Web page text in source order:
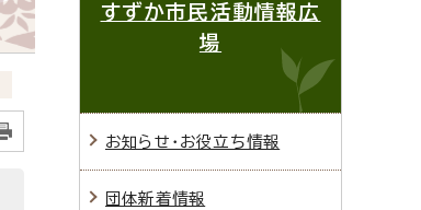
すずか市民活動情報広
場
お知らせ・お役立ち情報
団体新着情報